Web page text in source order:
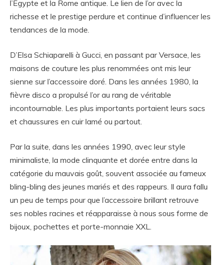
l’Égypte et la Rome antique. Le lien de l’or avec la
richesse et le prestige perdure et continue d’influencer les
tendances de la mode.
D’Elsa Schiaparelli à Gucci, en passant par Versace, les
maisons de couture les plus renommées ont mis leur
sienne sur l’accessoire doré. Dans les années 1980, la
fièvre disco a propulsé l’or au rang de véritable
incontournable. Les plus importants portaient leurs sacs
et chaussures en cuir lamé ou partout.
Par la suite, dans les années 1990, avec leur style
minimaliste, la mode clinquante et dorée entre dans la
catégorie du mauvais goût, souvent associée au fameux
bling-bling des jeunes mariés et des rappeurs. Il aura fallu
un peu de temps pour que l’accessoire brillant retrouve
ses nobles racines et réapparaisse à nous sous forme de
bijoux, pochettes et porte-monnaie XXL.